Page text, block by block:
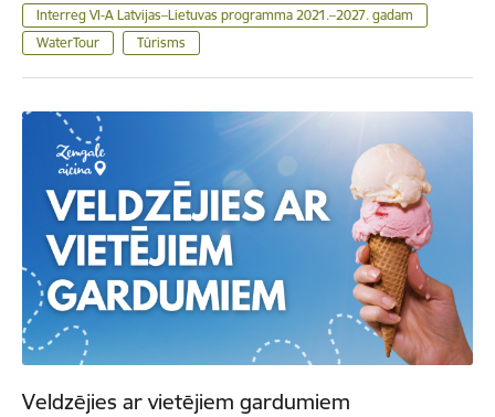
Interreg VI-A Latvijas–Lietuvas programma 2021.–2027. gadam
WaterTour
Tūrisms
Veldzējies ar vietējiem gardumiem